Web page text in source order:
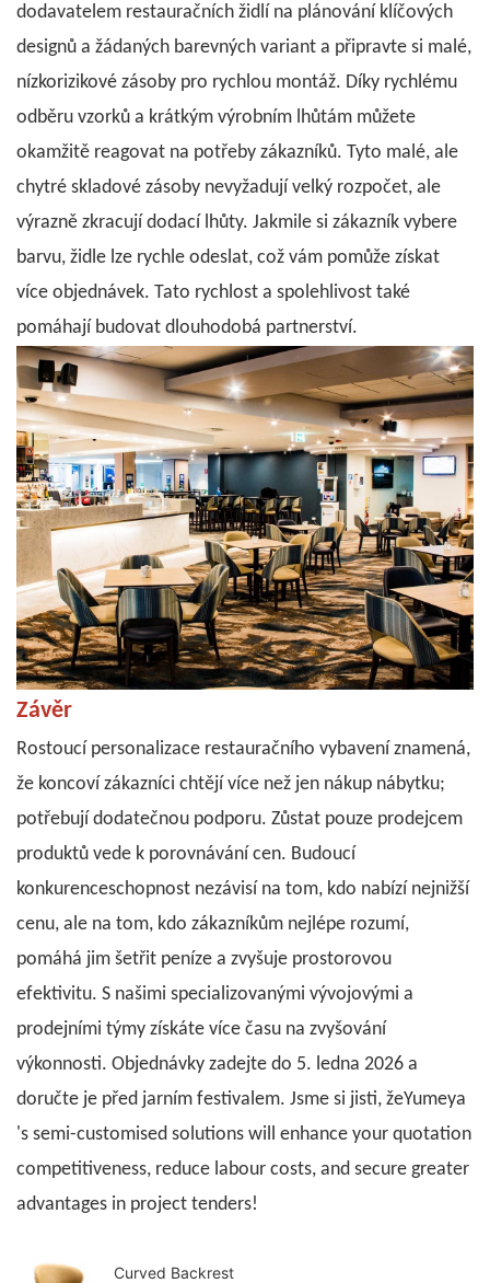
dodavatelem restauračních židlí na plánování klíčových
designů a žádaných barevných variant a připravte si malé,
nízkorizikové zásoby pro rychlou montáž. Díky rychlému
odběru vzorků a krátkým výrobním lhůtám můžete
okamžitě reagovat na potřeby zákazníků. Tyto malé, ale
chytré skladové zásoby nevyžadují velký rozpočet, ale
výrazně zkracují dodací lhůty. Jakmile si zákazník vybere
barvu, židle lze rychle odeslat, což vám pomůže získat
více objednávek. Tato rychlost a spolehlivost také
pomáhají budovat dlouhodobá partnerství.
Závěr
Rostoucí personalizace restauračního vybavení znamená,
že koncoví zákazníci chtějí více než jen nákup nábytku;
potřebují dodatečnou podporu. Zůstat pouze prodejcem
produktů vede k porovnávání cen. Budoucí
konkurenceschopnost nezávisí na tom, kdo nabízí nejnižší
cenu, ale na tom, kdo zákazníkům nejlépe rozumí,
pomáhá jim šetřit peníze a zvyšuje prostorovou
efektivitu. S našimi specializovanými vývojovými a
prodejními týmy získáte více času na zvyšování
výkonnosti. Objednávky zadejte do 5. ledna 2026 a
doručte je před jarním festivalem. Jsme si jisti, žeYumeya
's semi-customised solutions will enhance your quotation
competitiveness, reduce labour costs, and secure greater
advantages in project tenders!
Curved Backrest